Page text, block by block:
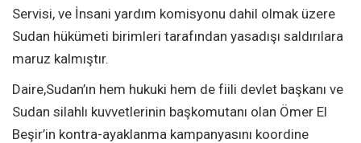
Servisi, ve İnsani yardım komisyonu dahil olmak üzere
Sudan hükümeti birimleri tarafından yasadışı saldırılara
maruz kalmıştır.
Daire,Sudan’ın hem hukuki hem de fiili devlet başkanı ve
Sudan silahlı kuvvetlerinin başkomutanı olan Ömer El
Beşir’in kontra-ayaklanma kampanyasını koordine